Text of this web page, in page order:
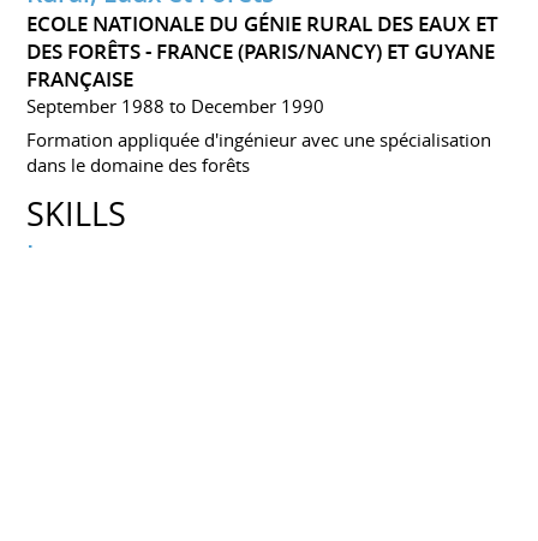
ECOLE NATIONALE DU GÉNIE RURAL DES EAUX ET
DES FORÊTS - FRANCE (PARIS/NANCY) ET GUYANE
FRANÇAISE
September 1988 to December 1990
Formation appliquée d'ingénieur avec une spécialisation
dans le domaine des forêts
SKILLS
Langues